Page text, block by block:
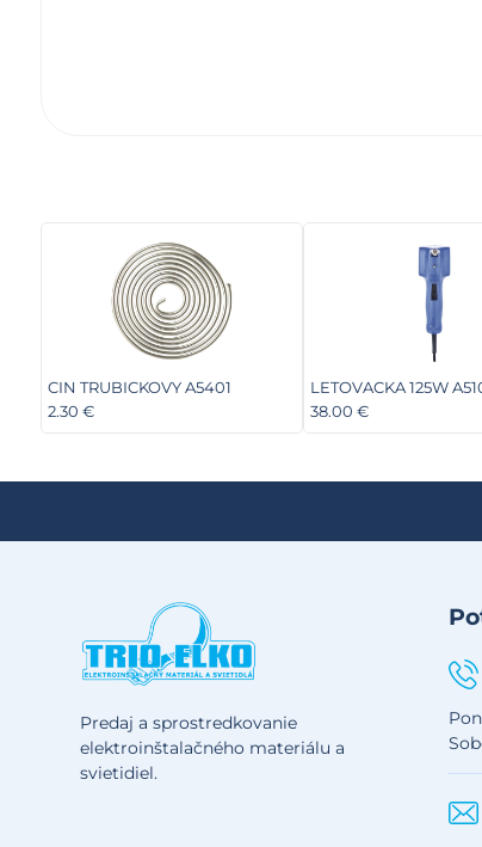
CIN TRUBICKOVY A5401
2.30 €
LETOVACKA 125W
38.00 €
Predaj a sprostredkovanie
elektroinštalačného materiálu a
svietidiel.